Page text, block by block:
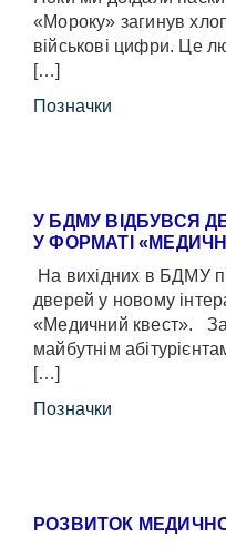
«Мороку» загинув
військові цифри. Це
[…]
Позначки
У БДМУ ВІДБУВСЯ
У ФОРМАТІ
На вихідних в БДМУ
дверей у новому
«Медичний квест».
майбутнім
[…]
Позначки
РОЗВИТОК